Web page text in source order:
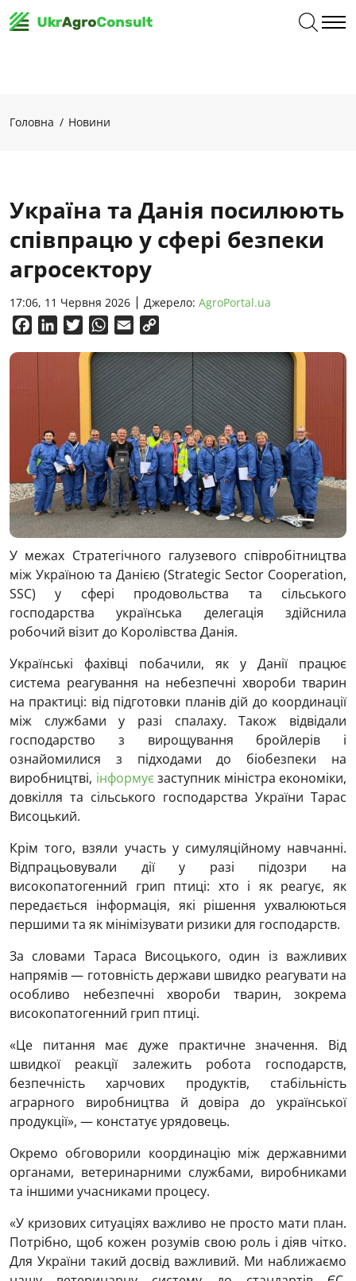
Головна Новини
Україна та Данія посилюють
співпрацю у сфері безпеки
агросектору
17:06, 11 Червня 2026 Джерело: AgroPortal.ua
FacebookLinkedInTwitterWhatsApp
Email
У межах Стратегічного галузевого співробітництва
між Україною та Данією (Strategic Sector Cooperation,
SSC) у сфері продовольства та сільського
господарства українська делегація здійснила
робочий візит до Королівства Данія.
Українські фахівці побачили, як у Данії працює
система реагування на небезпечні хвороби тварин
на практиці: від підготовки планів дій до координації
між службами у разі спалаху. Також відвідали
господарство з вирощування бройлерів і
ознайомилися з підходами до біобезпеки на
виробництві, інформуєзаступник міністра економіки,
довкілля та сільського господарства України Тарас
Висоцький.
Крім того, взяли участь у симуляційному навчанні.
Відпрацьовували дії у разі підозри на
високопатогенний грип птиці: хто і як реагує, як
передається інформація, які рішення ухвалюються
першими та як мінімізувати ризики для господарств.
За словами Тараса Висоцького, один із важливих
напрямів — готовність держави швидко реагувати на
особливо небезпечні хвороби тварин, зокрема
високопатогенний грип птиці.
«Це питання має дуже практичне значення. Від
швидкої реакції залежить робота господарств,
безпечність харчових продуктів, стабільність
аграрного виробництва й довіра до української
продукції», — констатує урядовець.
Окремо обговорили координацію між державними
органами, ветеринарними службами, виробниками
та іншими учасниками процесу.
«У кризових ситуаціях важливо не просто мати план.
Потрібно, щоб кожен розумів свою роль і діяв чітко.
Для України такий досвід важливий. Ми наближаємо